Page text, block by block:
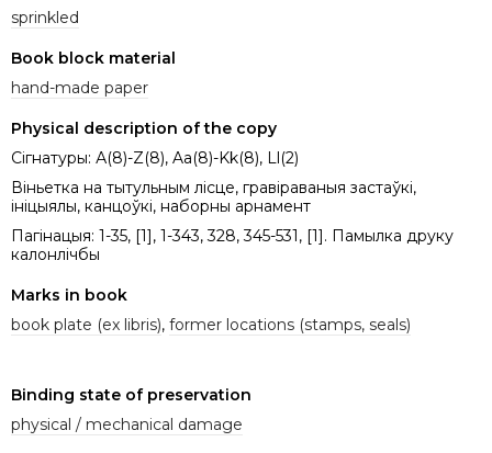
sprinkled
Book block material
hand-made paper
Physical description of the copy
Сігнатуры: А(8)-Z(8), Aa(8)-Kk(8), Ll(2)
Віньетка на тытульным лісце, гравіраваныя застаўкі,
ініцыялы, канцоўкі, наборны арнамент
Пагінацыя: 1-35, [1], 1-343, 328, 345-531, [1]. Памылка друку
калонлічбы
Marks in book
book plate (ex libris), former locations (stamps, seals)
Binding state of preservation
physical / mechanical damage